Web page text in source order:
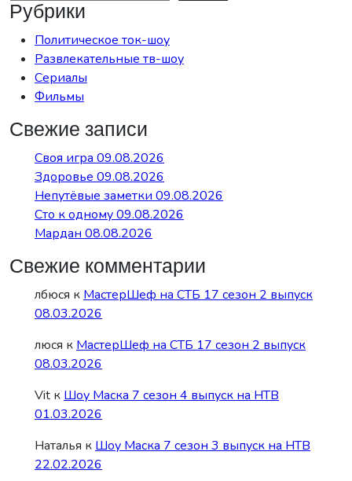
Рубрики
Политическое ток-шоу
Развлекательные тв-шоу
Сериалы
Фильмы
Свежие записи
Своя игра 09.08.2026
Здоровье 09.08.2026
Непутёвые заметки 09.08.2026
Сто к одному 09.08.2026
Мардан 08.08.2026
Свежие комментарии
лбюся к МастерШеф на СТБ 17 сезон 2 выпуск
08.03.2026
люся к МастерШеф на СТБ 17 сезон 2 выпуск
08.03.2026
Vit к Шоу Маска 7 сезон 4 выпуск на НТВ
01.03.2026
Наталья к Шоу Маска 7 сезон 3 выпуск на НТВ
22.02.2026